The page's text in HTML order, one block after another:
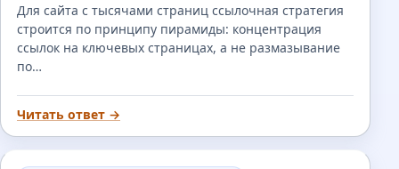
Для сайта с тысячами страниц ссылочная стратегия
строится по принципу пирамиды: концентрация
ссылок на ключевых страницах, а не размазывание
по…
Читать ответ →